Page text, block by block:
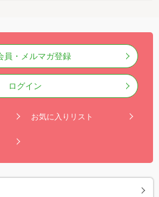
員・メルマガ登録
ログイン
お気に入りリスト